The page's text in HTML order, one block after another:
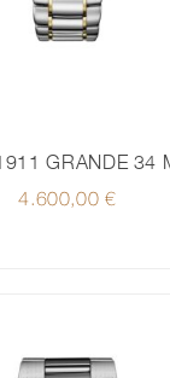
GRANDE 34
4.600,00€